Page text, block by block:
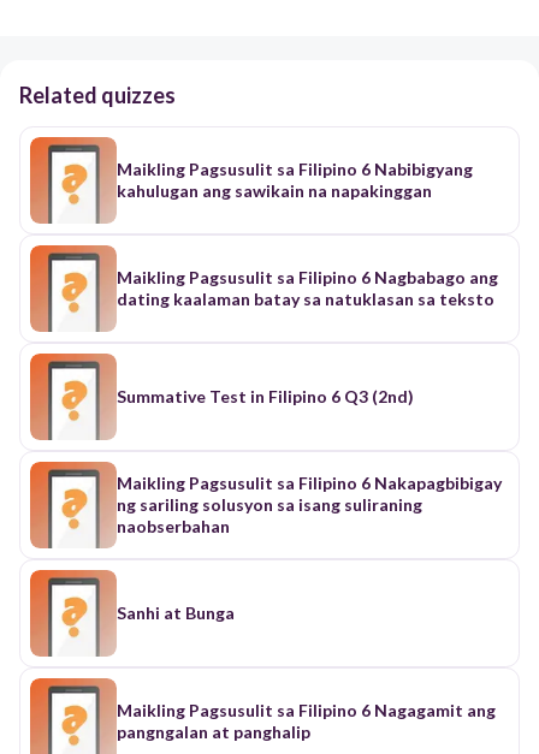
Related quizzes
Maikling Pagsusulit sa Filipino 6 Nabibigyang
kahulugan ang sawikain na napakinggan
Maikling Pagsusulit sa Filipino 6 Nagbabago ang
dating kaalaman batay sa natuklasan sa teksto
Summative Test in Filipino 6 Q3 (2nd)
Maikling Pagsusulit sa Filipino 6 Nakapagbibigay
ng sariling solusyon sa isang suliraning
naobserbahan
Sanhi at Bunga
Maikling Pagsusulit sa Filipino 6 Nagagamit ang
pangngalan at panghalip